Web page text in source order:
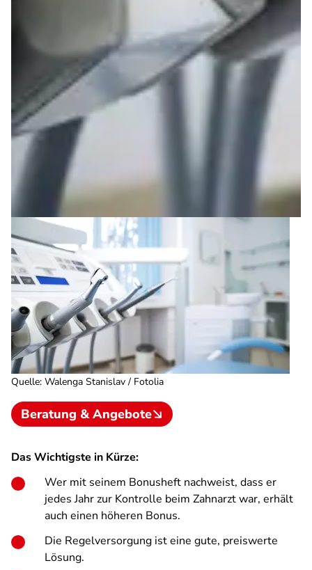
Quelle: Walenga Stanislav / Fotolia
Beratung & Angebote
Das Wichtigste in Kürze:
Wer mit seinem Bonusheft nachweist, dass er
jedes Jahr zur Kontrolle beim Zahnarzt war, erhält
auch einen höheren Bonus.
Die Regelversorgung ist eine gute, preiswerte
Lösung.